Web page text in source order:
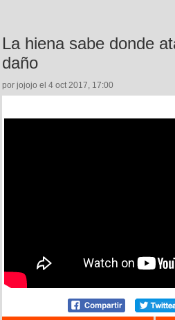
La hiena sabe donde
daño
por jojojo el 4 oct 2017, 17:00